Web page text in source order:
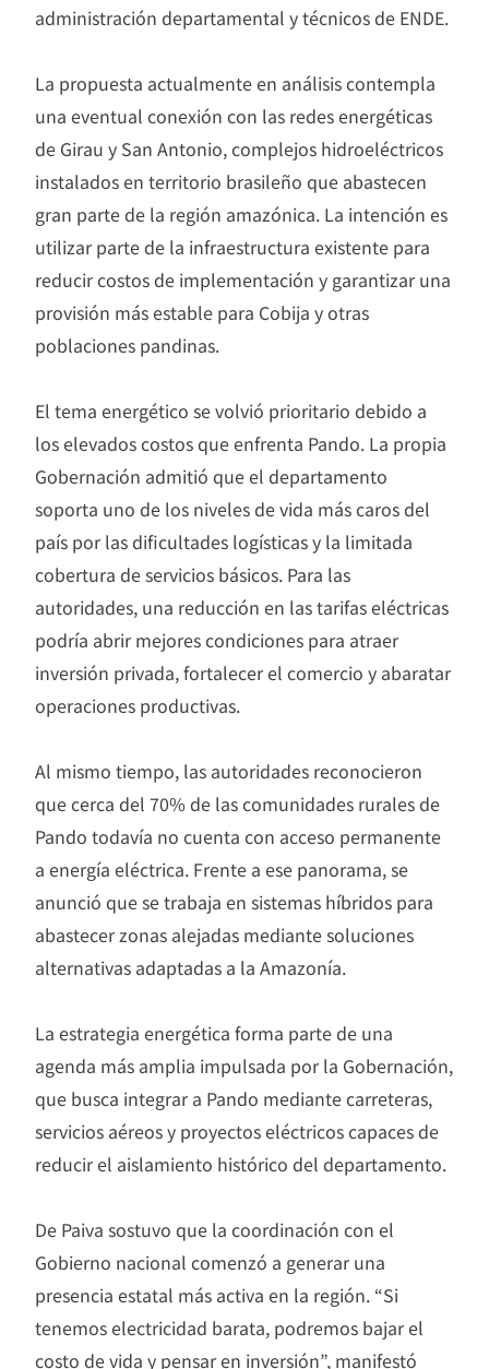
administración departamental y técnicos de ENDE.
La propuesta actualmente en análisis contempla
una eventual conexión con las redes energéticas
de Girau y San Antonio, complejos hidroeléctricos
instalados en territorio brasileño que abastecen
gran parte de la región amazónica. La intención es
utilizar parte de la infraestructura existente para
reducir costos de implementación y garantizar una
provisión más estable para Cobija y otras
poblaciones pandinas.
El tema energético se volvió prioritario debido a
los elevados costos que enfrenta Pando. La propia
Gobernación admitió que el departamento
soporta uno de los niveles de vida más caros del
país por las dificultades logísticas y la limitada
cobertura de servicios básicos. Para las
autoridades, una reducción en las tarifas eléctricas
podría abrir mejores condiciones para atraer
inversión privada, fortalecer el comercio y abaratar
operaciones productivas.
Al mismo tiempo, las autoridades reconocieron
que cerca del 70% de las comunidades rurales de
Pando todavía no cuenta con acceso permanente
a energía eléctrica. Frente a ese panorama, se
anunció que se trabaja en sistemas híbridos para
abastecer zonas alejadas mediante soluciones
alternativas adaptadas a la Amazonía.
La estrategia energética forma parte de una
agenda más amplia impulsada por la Gobernación,
que busca integrar a Pando mediante carreteras,
servicios aéreos y proyectos eléctricos capaces de
reducir el aislamiento histórico del departamento.
De Paiva sostuvo que la coordinación con el
Gobierno nacional comenzó a generar una
presencia estatal más activa en la región. “Si
tenemos electricidad barata, podremos bajar el
costo de vida y pensar en inversión”, manifestó